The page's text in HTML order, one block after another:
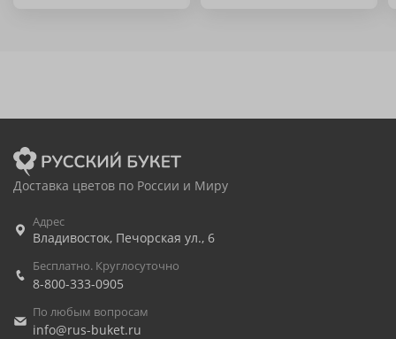
Доставка цветов по России и Миру
Адрес
Владивосток, Печорская ул., 6
Бесплатно. Круглосуточно
8-800-333-0905
По любым вопросам
info@rus-buket.ru